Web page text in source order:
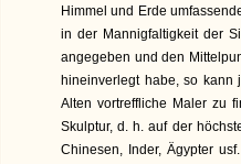
Himmel und Erde
in der Mannigfaltigkeit der
angegeben und den
hineinverlegt habe, so
Alten vortreffliche Maler zu
Skulptur, d. h. auf der
Chinesen, Inder, Ägypter